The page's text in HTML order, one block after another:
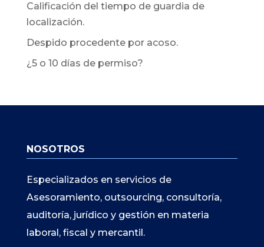
Calificación del tiempo de guardia de
localización.
Despido procedente por acoso.
¿5 o 10 días de permiso?
NOSOTROS
Especializados en servicios de
Asesoramiento, outsourcing, consultoría,
auditoría, jurídico y gestión en materia
laboral, fiscal y mercantil.